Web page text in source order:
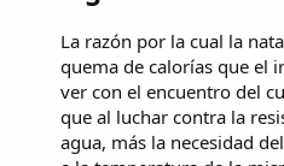
La razón por la cual la
quema de calorías que el
ver con el encuentro del
que al luchar contra la
agua, más la necesidad